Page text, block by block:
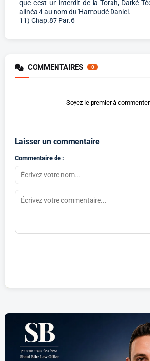
que c'est un interdit de la Torah, Darké
alinéa 4 au nom du 'Hamoudé Daniel.
11) Chap.87 Par.6
COMMENTAIRES 0
Soyez le premier à commenter
Laisser un commentaire
Commentaire de :